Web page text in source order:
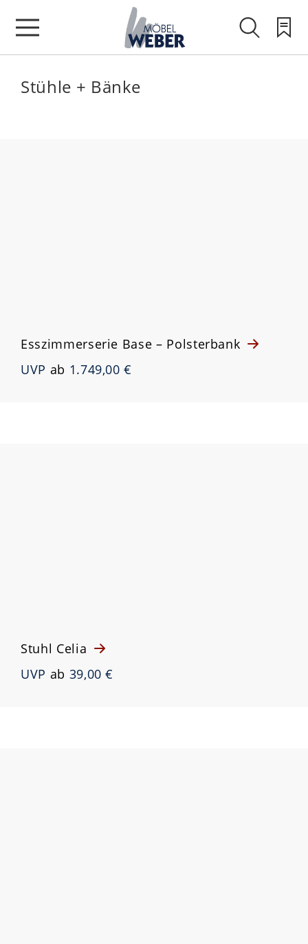
Stühle + Bänke
Esszimmerserie Base – Polsterbank
UVP ab 1.749,00 €
Stuhl Celia
UVP ab 39,00 €